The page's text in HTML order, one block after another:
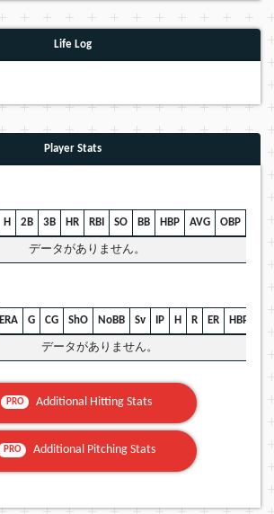
Life Log
Player Stats
H 2B 3B HR RBI SO BB HBP AVG OBP SLG
データがありません。
ERA G CG ShO NoBB Sv IP H R ER HBP
データがありません。
PRO Additional Hitting Stats
PRO Additional Pitching Stats